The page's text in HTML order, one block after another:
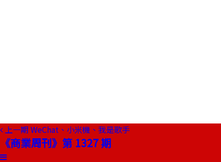
上一期 WeChat、小米機、我是歌手
《商業周刊》第 1327 期